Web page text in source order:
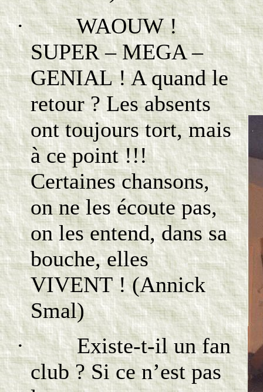
· WAOUW !
SUPER – MEGA –
GENIAL ! A quand le
retour ? Les absents
ont toujours tort, mais
à ce point !!!
Certaines chansons,
on ne les écoute pas,
on les entend, dans sa
bouche, elles
VIVENT ! (Annick
Smal)
· Existe-t-il un fan
club ? Si ce n’est pas